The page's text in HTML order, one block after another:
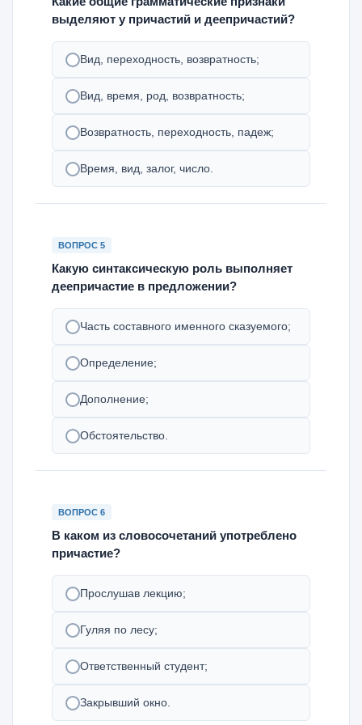
выделяют у причастий и деепричастий?
Вид, переходность, возвратность;
Вид, время, род, возвратность;
Возвратность, переходность, падеж;
Время, вид, залог, число.
ВОПРОС 5
Какую синтаксическую роль выполняет
деепричастие в предложении?
Часть составного именного сказуемого;
Определение;
Дополнение;
Обстоятельство.
ВОПРОС 6
В каком из словосочетаний употреблено
причастие?
Прослушав лекцию;
Гуляя по лесу;
Ответственный студент;
Закрывший окно.